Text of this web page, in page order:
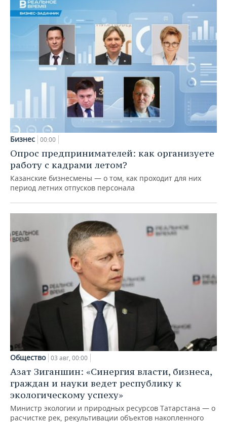
Бизнес 00:00
Опрос предпринимателей: как организуете
работу с кадрами летом?
Казанские бизнесмены — о том, как проходит для них
период летних отпусков персонала
Общество 03 авг, 00:00
Азат Зиганшин: «Синергия власти, бизнеса,
граждан и науки ведет республику к
экологическому успеху»
Министр экологии и природных ресурсов Татарстана — о
расчистке рек, рекультивации объектов накопленного